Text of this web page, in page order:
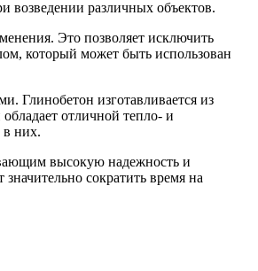
возведении различных объектов.
Это позволяет исключить
который может быть использован
Глинобетон изготавливается из
отличной тепло- и
в них.
высокую надежность и
сократить время на